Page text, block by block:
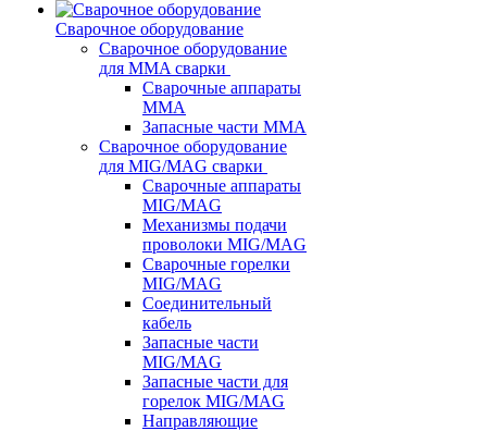
Сварочное оборудование
Сварочное оборудование
для MMA сварки
Сварочные аппараты
MMA
Запасные части MMA
Сварочное оборудование
для MIG/MAG сварки
Сварочные аппараты
MIG/MAG
Механизмы подачи
проволоки MIG/MAG
Сварочные горелки
MIG/MAG
Соединительный
кабель
Запасные части
MIG/MAG
Запасные части для
горелок MIG/MAG
Направляющие